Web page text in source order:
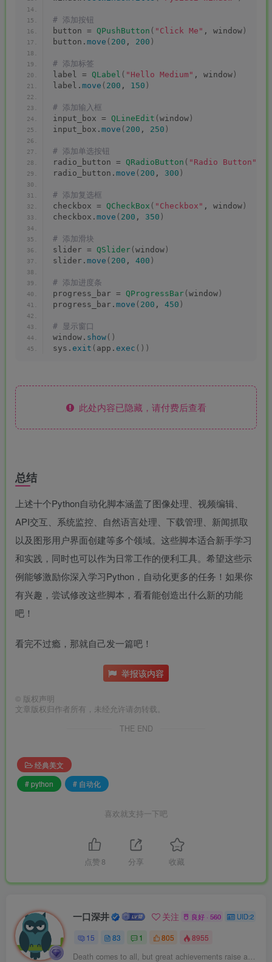
# 添加按钮
button = QPushButton ( "Click Me" , window )
button. move ( 200 , 200 )
# 添加标签
label = QLabel ( "Hello Medium" , window )
label. move ( 200 , 150 )
# 添加输入框
input_box = QLineEdit ( window )
input_box. move ( 200 , 250 )
# 添加单选按钮
radio_button = QRadioButton ( "Radio Button"
radio_button. move ( 200 , 300 )
# 添加复选框
checkbox = QCheckBox ( "Checkbox" , window )
checkbox. move ( 200 , 350 )
# 添加滑块
slider = QSlider ( window )
slider. move ( 200 , 400 )
# 添加进度条
progress_bar = QProgressBar ( window )
progress_bar. move ( 200 , 450 )
# 显示窗口
window. show ()
sys. exit ( app. exec ())
此处内容已隐藏，请付费后查看
总结
上述十个Python自动化脚本涵盖了图像处理、视频编辑、
API交互、系统监控、自然语言处理、下载管理、新闻抓取
以及图形用户界面创建等多个领域。这些脚本适合新手学习
和实践，同时也可以作为日常工作的便利工具。希望这些示
例能够激励你深入学习Python，自动化更多的任务！如果你
有兴趣，尝试修改这些脚本，看看能创造出什么新的功能
吧！
看完不过瘾，那就自己发一篇吧！
举报该内容
© 版权声明
文章版权归作者所有，未经允许请勿转载。
THE END
经典美文
# python
# 自动化
喜欢就支持一下吧
点赞 8 分享 收藏
一口深井 关注 良好 · 560 UID:2
15 83 1 805 8955